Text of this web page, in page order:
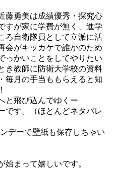
藤勇美は成績優秀・探究心
すが家に学費が無く、進学
ろ自衛隊員として立派に活
会がキッカケで誰かのため
っかいことをしてやりたい
き教師に防衛大学校の資料
毎月の手当ももらえると知
と飛び込んでゆくー
です。（ほとんどネタバレ
デーで壁紙も保存しちゃい
始まって嬉しいです。